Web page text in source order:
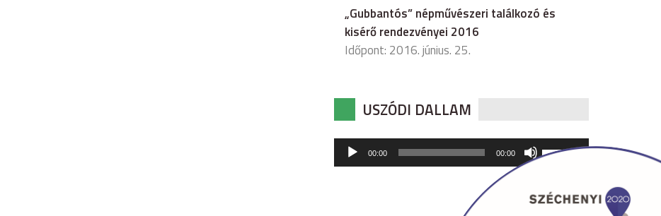
„Gubbantós” népművészeri találkozó és
kisérő rendezvényei 2016
Időpont: 2016. június. 25.
USZÓDI DALLAM
Audió
lejátszó
00:00 00:00
hangerő
csökkentéséhez